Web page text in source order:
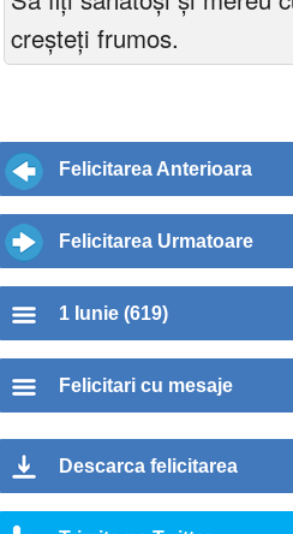
creșteți frumos.
Felicitarea Anterioara
Felicitarea Urmatoare
1 Iunie (619)
Felicitari cu mesaje
Descarca felicitarea